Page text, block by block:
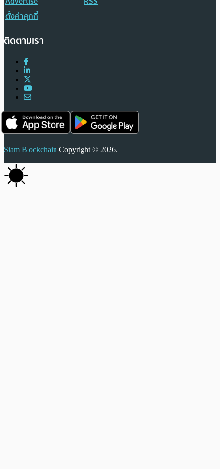
ตั้งค่าคุกกี้
ติดตามเรา
Siam Blockchain Copyright © 2026.